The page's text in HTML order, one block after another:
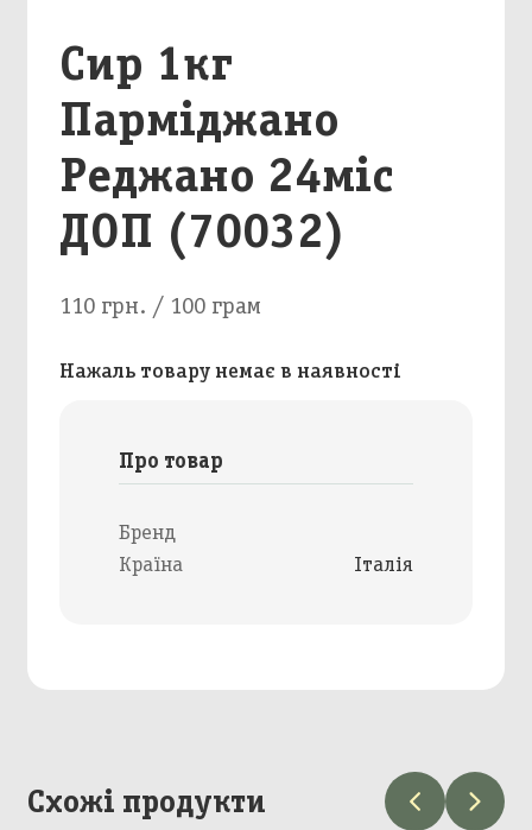
Сир 1кг
Парміджано
Реджано 24міс
ДОП (70032)
110 грн. / 100 грам
Нажаль товару немає в наявності
Про товар
Бренд
Країна
Італія
Схожі продукти